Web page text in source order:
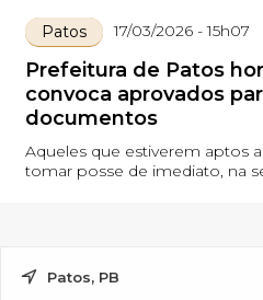
Patos 17/03/2026 - 15h07
Prefeitura de Patos
convoca aprovados
documentos
Aqueles que estiverem aptos
tomar posse de imediato, na
Patos, PB